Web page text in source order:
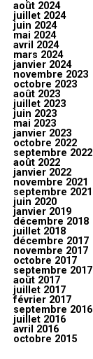
août 2024
juillet 2024
juin 2024
mai 2024
avril 2024
mars 2024
janvier 2024
novembre 2023
octobre 2023
août 2023
juillet 2023
juin 2023
mai 2023
janvier 2023
octobre 2022
septembre 2022
août 2022
janvier 2022
novembre 2021
septembre 2021
juin 2020
janvier 2019
décembre 2018
juillet 2018
décembre 2017
novembre 2017
octobre 2017
septembre 2017
août 2017
juillet 2017
février 2017
septembre 2016
juillet 2016
avril 2016
octobre 2015